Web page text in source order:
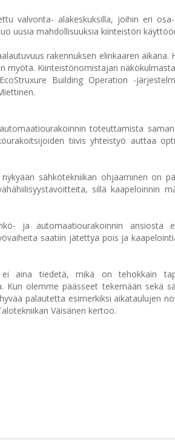
valvonta- alakeskuksilla, joihin eri
uusia mahdollisuuksia kiinteistön
rakennuksen elinkaaren aikana.
myötä. Kiinteistönomistajan
Building Operation -
toteuttamista
tiivis yhteistyö auttaa
sähkötekniikan ohjaaminen on
sillä kaapeloinnin
ja automaatiourakoinnin ansiosta
saatiin jätettyä pois ja
ei aina tiedetä, mikä on tehokkain
Kun olemme päässeet tekemään sekä
palautetta esimerkiksi aikataulujen
Väisänen kertoo.